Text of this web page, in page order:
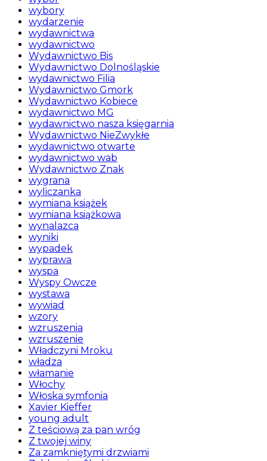
wybory
wydarzenie
wydawnictwa
wydawnictwo
Wydawnictwo Bis
Wydawnictwo Dolnośląskie
wydawnictwo Filia
Wydawnictwo Gmork
Wydawnictwo Kobiece
wydawnictwo MG
wydawnictwo nasza księgarnia
Wydawnictwo NieZwykłe
wydawnictwo otwarte
wydawnictwo wab
Wydawnictwo Znak
wygrana
wyliczanka
wymiana książek
wymiana książkowa
wynalazca
wyniki
wypadek
wyprawa
wyspa
Wyspy Owcze
wystawa
wywiad
wzory
wzruszenia
wzruszenie
Władczyni Mroku
władza
włamanie
Włochy
Włoska symfonia
Xavier Kieffer
young adult
Z teściową za pan wróg
Z twojej winy
Za zamkniętymi drzwiami